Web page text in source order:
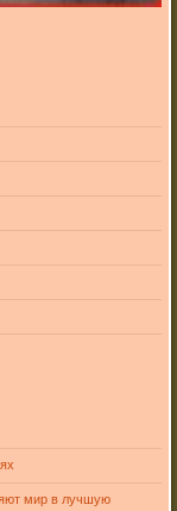
мир в лучшую